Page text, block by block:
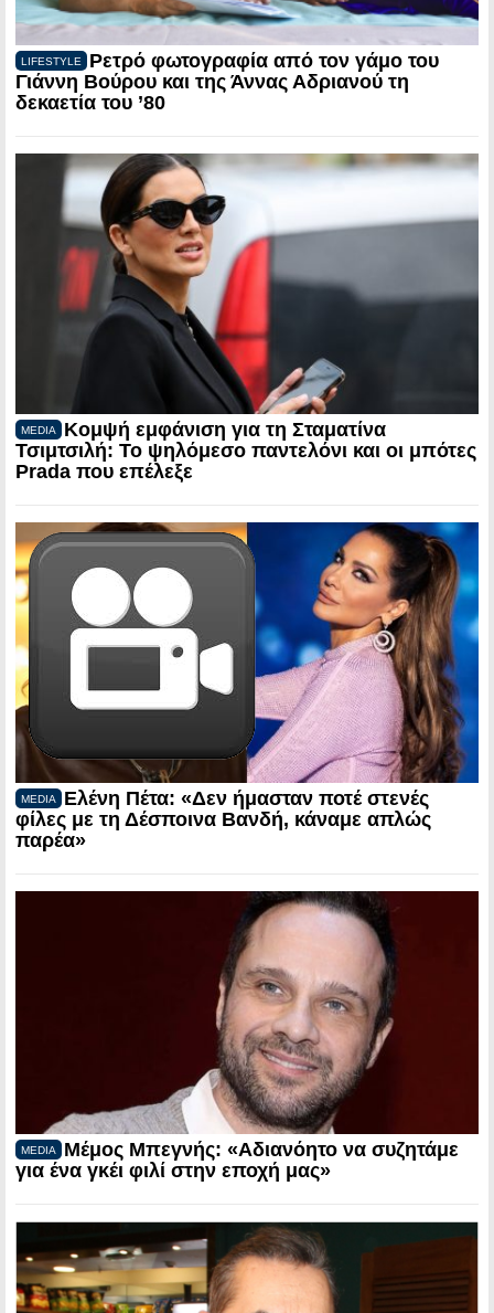
LIFESTYLE
Ρετρό φωτογραφία από τον γάμο του
Γιάννη Βούρου και της Άννας Αδριανού τη
δεκαετία του ’80
MEDIA
Κομψή εμφάνιση για τη Σταματίνα
Τσιμτσιλή: Το ψηλόμεσο παντελόνι και οι μπότες
Prada που επέλεξε
MEDIA
Ελένη Πέτα: «Δεν ήμασταν ποτέ στενές
φίλες με τη Δέσποινα Βανδή, κάναμε απλώς
παρέα»
MEDIA
Μέμος Μπεγνής: «Αδιανόητο να συζητάμε
για ένα γκέι φιλί στην εποχή μας»